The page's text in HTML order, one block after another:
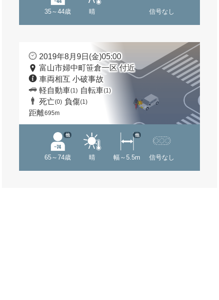
35～44歳 晴 信号なし
2019年8月9日(金)05:00
富山市婦中町笹倉一区 付近
車両相互 小破事故
軽自動車(1) 自転車(1)
死亡(0) 負傷(1)
距離695m
65～74歳
他
晴 幅～5.5m
他
信号なし